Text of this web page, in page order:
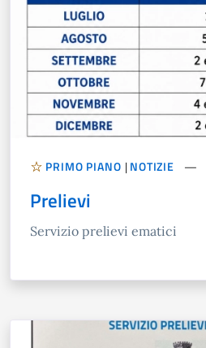
PRIMO PIANO |NOTIZIE
Prelievi
Servizio prelievi ematici